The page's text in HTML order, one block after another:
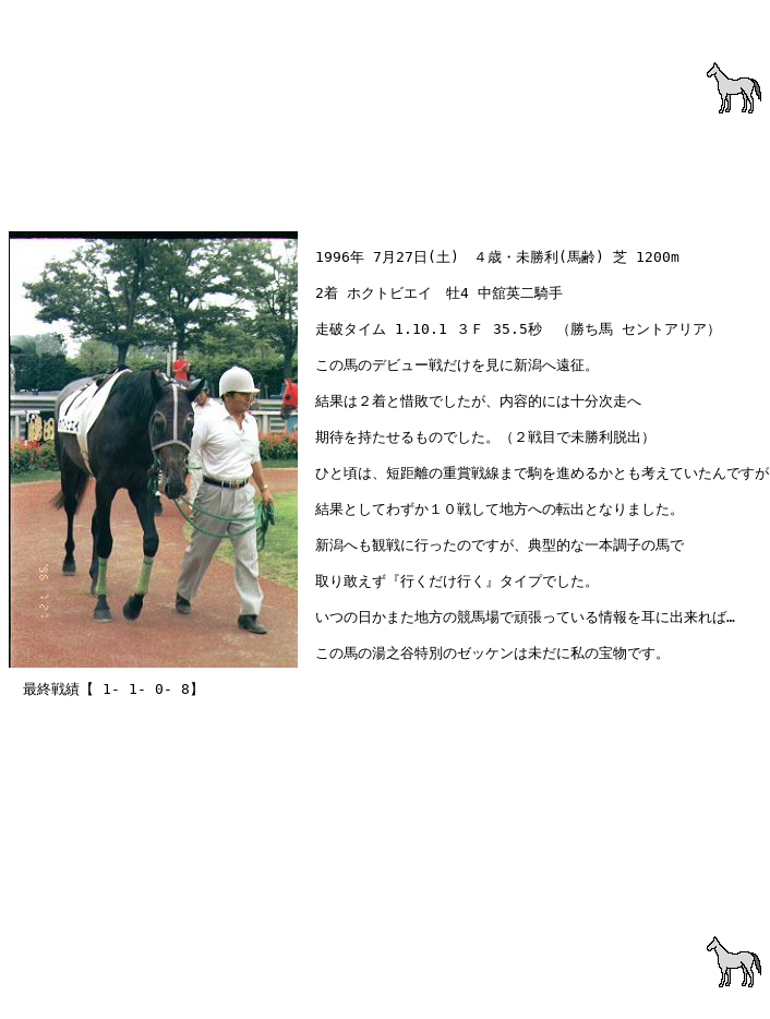
1996年 7月27日(土)　４歳・未勝利(馬齢) 芝 1200m
2着 ホクトビエイ　牡4 中舘英二騎手
走破タイム 1.10.1 ３Ｆ 35.5秒　（勝ち馬 セントアリア）
この馬のデビュー戦だけを見に新潟へ遠征。
結果は２着と惜敗でしたが、内容的には十分次走へ
期待を持たせるものでした。（２戦目で未勝利脱出）
ひと頃は、短距離の重賞戦線まで駒を進めるかとも考えていたんですが
結果としてわずか１０戦して地方への転出となりました。
新潟へも観戦に行ったのですが、典型的な一本調子の馬で
取り敢えず『行くだけ行く』タイプでした。
いつの日かまた地方の競馬場で頑張っている情報を耳に出来れば…
この馬の湯之谷特別のゼッケンは未だに私の宝物です。